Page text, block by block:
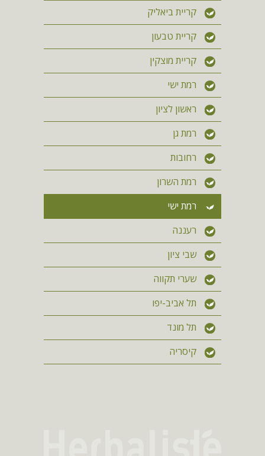
קריית ביאליק
קריית טבעון
קריית מוצקין
רמת ישי
ראשון לציון
רמת גן
רחובות
רמת השרון
רמת ישי
רעננה
שבי ציון
שערי תקווה
תל אביב-יפו
תל מונד
קיסריה